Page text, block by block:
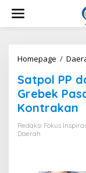
w
Homepage /
Satpol PP
Grebek
Kontrakan
Redaksi Fokus
Daerah